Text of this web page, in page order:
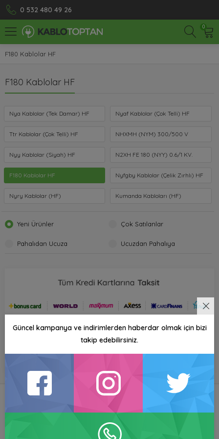
Güncel kampanya ve indirimlerden haberdar olmak için bizi
takip edebilirsiniz.
0 532 480 49 26
0
F180 Kablolar HF
F180 Kablolar HF
Nya Kablolar (Tek Damar) HF Nyaf Kablolar (Çok Telli) HF
Ttr Kablolar (Çok Telli) HF NHXMH (NYM) 300/500 V
Nyy Kablolar (Siyah) HF N2XH FE 180 (NYY) 0.6/1 KV.
F180 Kablolar HF Nyfgby Kablolar (Çelik Zırhlı) HF
Nyry Kablolar (HF) Kumanda Kabloları (HF)
Yeni Ürünler Çok Satılanlar
Pahalıdan Ucuza Ucuzdan Pahalıya
GÜVENLI
HESAPLI
MÜŞTERI
Toptan Ampul Satışı
Toptan Kablo ürünlerinde kredi kartına taksitli satış